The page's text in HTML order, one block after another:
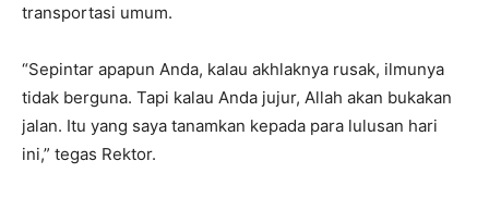
transportasi umum.
“Sepintar apapun Anda, kalau akhlaknya rusak, ilmunya
tidak berguna. Tapi kalau Anda jujur, Allah akan bukakan
jalan. Itu yang saya tanamkan kepada para lulusan hari
ini,” tegas Rektor.